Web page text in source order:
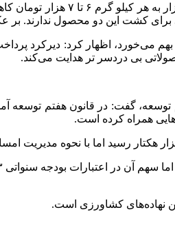
وی اضافه کرد: این امر
بی دردسر تر هدایت می‌کند.
همراه کرده است.
نهاده‌های کشاورزی است.